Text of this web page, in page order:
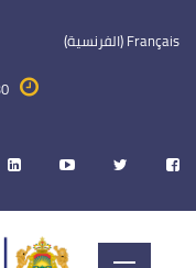
Français
(الفرنسية)